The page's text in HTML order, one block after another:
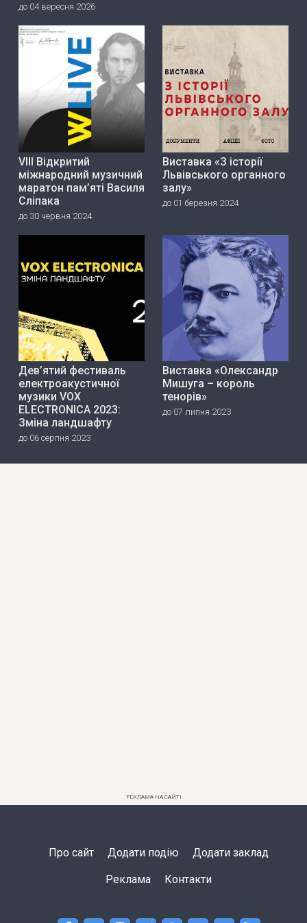
до 04 вересня 2026
VIII Відкритий
міжнародний музичний
маратон пам’яті Василя
Сліпака
до 30 червня 2024
Виставка «З історії
Львівського органного
залу»
до 01 березня 2024
Дев’ятий фестиваль
електроакустичної
музики VOX
ELECTRONICA 2023:
Зміна ландшафту
до 06 серпня 2023
Виставка «Олександр
Мишуга – король
тенорів»
до 07 липня 2023
РЕКЛАМА НА САЙТІ
Про сайт Додати подію Додати заклад
Реклама Контакти